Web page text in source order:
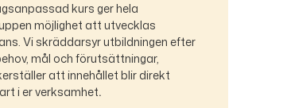
kurs ger hela
möjlighet att utvecklas
Vi skräddarsyr utbildningen efter
mål och förutsättningar,
att innehållet blir direkt
i er verksamhet.